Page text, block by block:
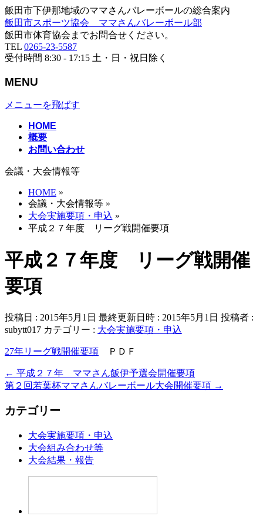
飯田市下伊那地域のママさんバレーボールの総合案内
飯田市スポーツ協会 ママさんバレーボール部
飯田市体育協会までお問合せください。
TEL 0265-23-5587
受付時間 8:30 - 17:15 土・日・祝日除く
MENU
メニューを飛ばす
HOME
概要
お問い合わせ
会議・大会情報等
HOME »
会議・大会情報等 »
大会実施要項・申込 »
平成２７年度 リーグ戦開催要項
平成２７年度 リーグ戦開催
要項
投稿日 : 2015年5月1日 最終更新日時 : 2015年5月1日 投稿者 :
subytt017 カテゴリー : 大会実施要項・申込
27年リーグ戦開催要項 ＰＤＦ
← 平成２７年 ママさん飯伊予選会開催要項
第２回若葉杯ママさんバレーボール大会開催要項 →
カテゴリー
大会実施要項・申込
大会組み合わせ等
大会結果・報告